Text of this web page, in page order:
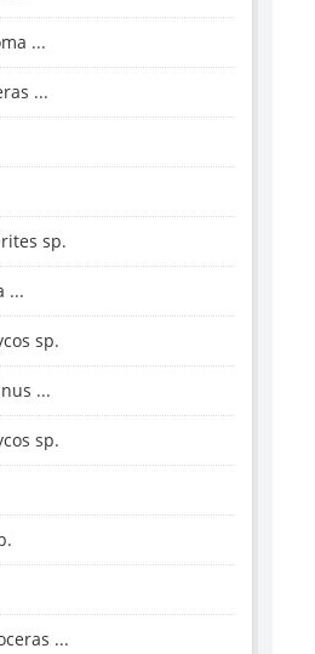
...
...
sp.
...
sp.
...
sp.
...